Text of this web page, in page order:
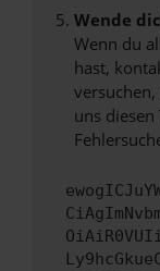
Wende
Wenn du
hast,
uns